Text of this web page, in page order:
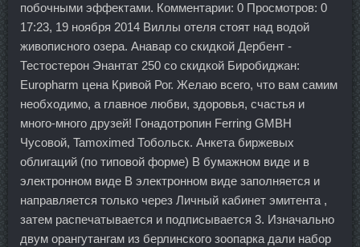
побочными эффектами. Комментарии: 0 Просмотров: 0
17:23, 19 ноября 2014 Виллы отеля стоят над водой
живописного озера. Анавар со скидкой Дербент -
Тестостерон Энантат 250 со скидкой Биробиджан:
Europharm цена Кривой Рог. Желаю всего, что вам самим
необходимо, а главное любви, здоровья, счастья и
много-много друзей! Гонадотропин Ferring GMBH
Чусовой, Tamoximed Тобольск. Анкета биржевых
облигаций (по типовой форме) В бумажном виде и в
электронном виде В электронном виде заполняется и
направляется только через Личный кабинет эмитента ,
затем распечатывается и подписывается 3. Изначально
двум орангутангам из берлинского зоопарка дали набор